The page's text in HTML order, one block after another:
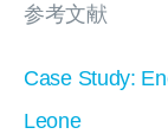
参考文献
Case Study:
Leone